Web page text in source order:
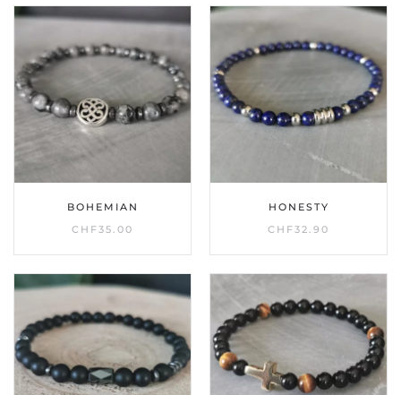
BOHEMIAN
CHF35.00
HONESTY
CHF32.90